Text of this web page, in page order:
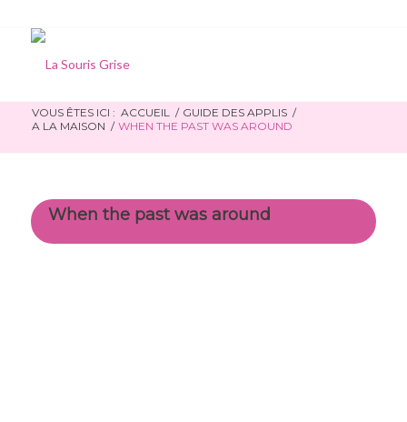
VOUS ÊTES ICI : ACCUEIL / GUIDE DES APPLIS /
A LA MAISON / WHEN THE PAST WAS AROUND
When the past was around